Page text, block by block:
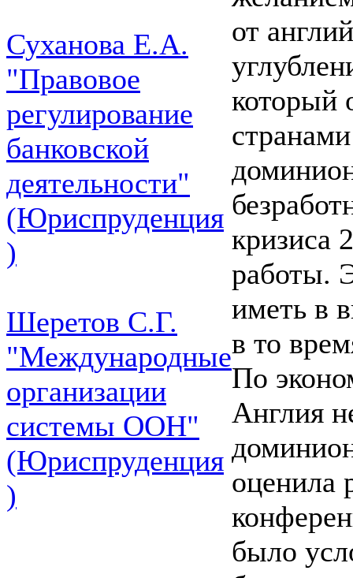
Суханова Е.А.
"Правовое
регулирование
банковской
деятельности"
(Юриспруденция
)
Шеретов С.Г.
"Международные
организации
системы ООН"
(Юриспруденция
)
от
который
кризиса
работы.
иметь в
в то
По
Англия
оценила
было